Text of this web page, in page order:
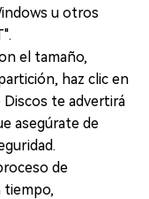
u otros
el tamaño,
haz clic en
Discos te advertirá
asegúrate de
de
tiempo,